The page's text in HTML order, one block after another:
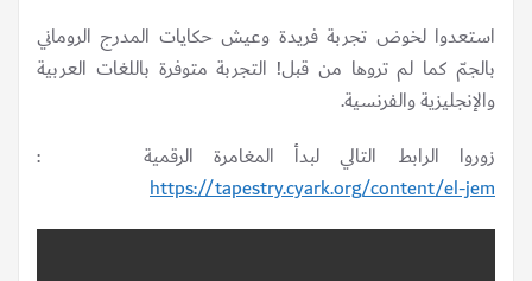
استعدوا لخوض تجربة فريدة وعيش حكايات المدرج الروماني
بالجمّ كما لم تروها من قبل! التجربة متوفرة باللغات العربية
والإنجليزية والفرنسية.
زوروا الرابط التالي لبدأ المغامرة الرقمية :
https://tapestry.cyark.org/content/el-jem